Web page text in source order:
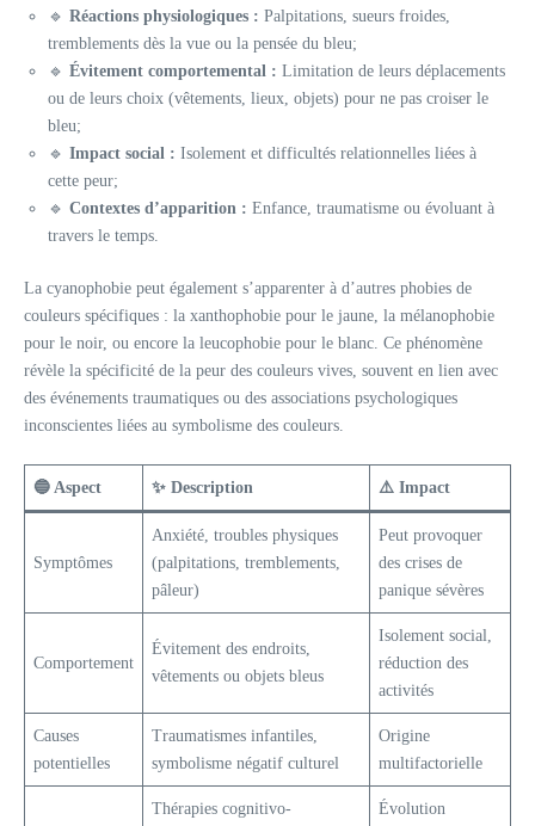
🔹 Réactions physiologiques : Palpitations, sueurs froides,
tremblements dès la vue ou la pensée du bleu;
🔹 Évitement comportemental : Limitation de leurs déplacements
ou de leurs choix (vêtements, lieux, objets) pour ne pas croiser le
bleu;
🔹 Impact social : Isolement et difficultés relationnelles liées à
cette peur;
🔹 Contextes d’apparition : Enfance, traumatisme ou évoluant à
travers le temps.
La cyanophobie peut également s’apparenter à d’autres phobies de
couleurs spécifiques : la xanthophobie pour le jaune, la mélanophobie
pour le noir, ou encore la leucophobie pour le blanc. Ce phénomène
révèle la spécificité de la peur des couleurs vives, souvent en lien avec
des événements traumatiques ou des associations psychologiques
inconscientes liées au symbolisme des couleurs.
🔵 Aspect ✨ Description ⚠️ Impact
Symptômes
Anxiété, troubles physiques
(palpitations, tremblements,
pâleur)
Peut provoquer
des crises de
panique sévères
Comportement
Évitement des endroits,
vêtements ou objets bleus
Isolement social,
réduction des
activités
Causes
potentielles
Traumatismes infantiles,
symbolisme négatif culturel
Origine
multifactorielle
Thérapies cognitivo-
Évolution